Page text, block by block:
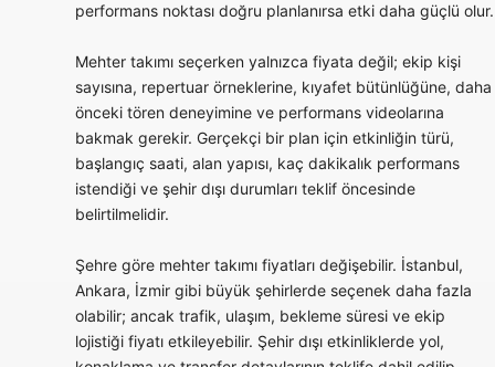
performans noktası doğru planlanırsa etki daha güçlü olur.
Mehter takımı seçerken yalnızca fiyata değil; ekip kişi
sayısına, repertuar örneklerine, kıyafet bütünlüğüne, daha
önceki tören deneyimine ve performans videolarına
bakmak gerekir. Gerçekçi bir plan için etkinliğin türü,
başlangıç saati, alan yapısı, kaç dakikalık performans
istendiği ve şehir dışı durumları teklif öncesinde
belirtilmelidir.
Şehre göre mehter takımı fiyatları değişebilir. İstanbul,
Ankara, İzmir gibi büyük şehirlerde seçenek daha fazla
olabilir; ancak trafik, ulaşım, bekleme süresi ve ekip
lojistiği fiyatı etkileyebilir. Şehir dışı etkinliklerde yol,